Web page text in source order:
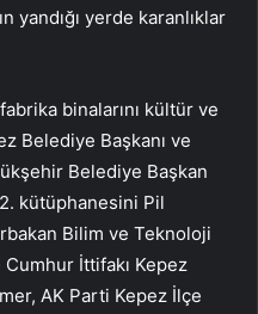
yandığı yerde karanlıklar
binalarını kültür ve
Belediye Başkanı ve
Belediye Başkan
kütüphanesini Pil
Bilim ve Teknoloji
Cumhur İttifakı Kepez
AK Parti Kepez İlçe